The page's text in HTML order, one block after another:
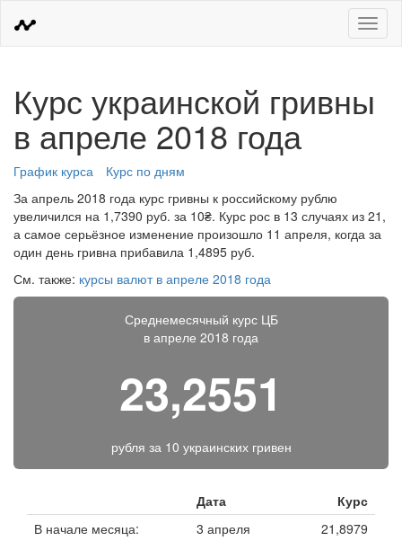
Меню
Курс украинской гривны
в апреле 2018 года
График курса
Курс по дням
За апрель 2018 года курс гривны к российскому рублю
увеличился на 1,7390 руб. за 10₴. Курс рос в 13 случаях из 21,
а самое серьёзное изменение произошло 11 апреля, когда за
один день гривна прибавила 1,4895 руб.
См. также: курсы валют в апреле 2018 года
Среднемесячный курс ЦБ
в апреле 2018 года
23,2551
рубля за 10 украинских гривен
Дата
Курс
В начале месяца:
3 апреля
21,8979